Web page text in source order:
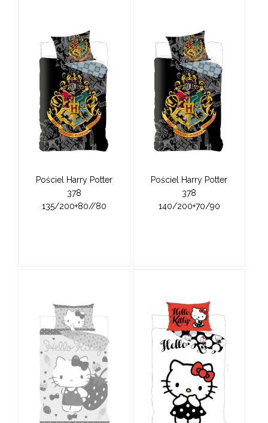
Pościel Harry Potter
378
135/200+80//80
Pościel Harry Potter
378
140/200+70/90